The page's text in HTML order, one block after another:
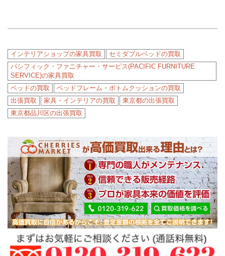
インテリアショップの家具買取
セミダブルベッドの買取
パシフィック・ファニチャー・サービス(PACIFIC FURNITURE
SERVICE)の家具買取
ベッドの買取
ベッドフレーム・ボトムクッションの買取
出張買取
家具・インテリアの買取
東京都の出張買取
東京都品川区の出張買取